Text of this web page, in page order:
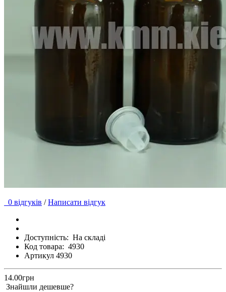
0 відгуків / Написати відгук
Доступність: На складі
Код товара: 4930
Артикул 4930
14.00грн
Знайшли дешевше?